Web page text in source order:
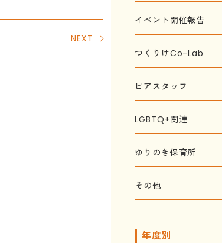
NEXT
イベント開催報告
つくりけCo-Lab
ピアスタッフ
LGBTQ+関連
ゆりのき保育所
その他
年度別